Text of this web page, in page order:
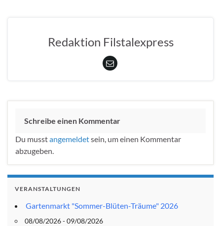
Redaktion Filstalexpress
Schreibe einen Kommentar
Du musstangemeldetsein, um einen Kommentar
abzugeben.
VERANSTALTUNGEN
Gartenmarkt "Sommer-Blüten-Träume" 2026
08/08/2026 - 09/08/2026